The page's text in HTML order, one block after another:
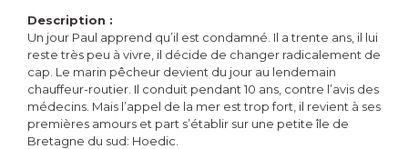
Description :
Un jour Paul apprend qu’il est condamné. Il a trente ans, il lui
reste très peu à vivre, il décide de changer radicalement de
cap. Le marin pêcheur devient du jour au lendemain
chauffeur-routier. Il conduit pendant 10 ans, contre l’avis des
médecins. Mais l’appel de la mer est trop fort, il revient à ses
premières amours et part s’établir sur une petite île de
Bretagne du sud: Hoedic.